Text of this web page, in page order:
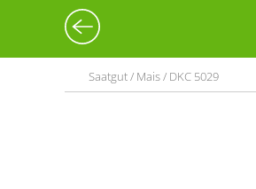
Saatgut / Mais / DKC 5029